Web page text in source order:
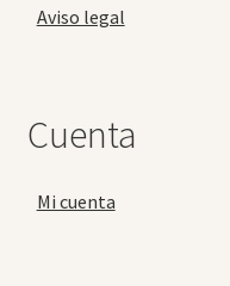
Aviso legal
Cuenta
Mi cuenta